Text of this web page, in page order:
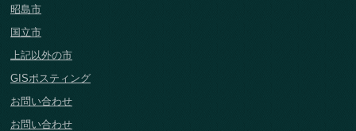
昭島市
国立市
上記以外の市
GISポスティング
お問い合わせ
お問い合わせ